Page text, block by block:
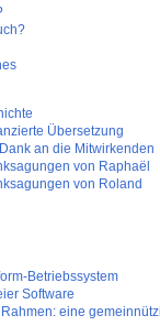
Übersetzung
an die Mitwirkenden
von Raphaël
von Roland
Betriebssystem
Software
eine